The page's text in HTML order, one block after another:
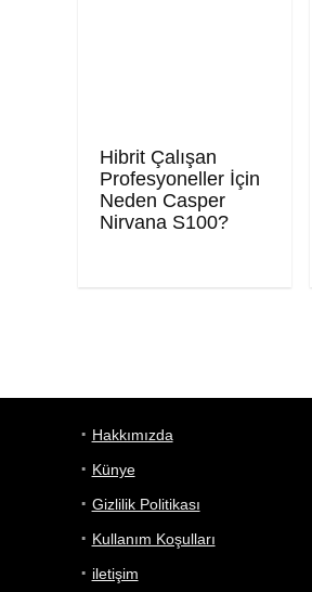
Hibrit Çalışan
Profesyoneller İçin
Neden Casper
Nirvana S100?
Hakkımızda
Künye
Gizlilik Politikası
Kullanım Koşulları
iletişim